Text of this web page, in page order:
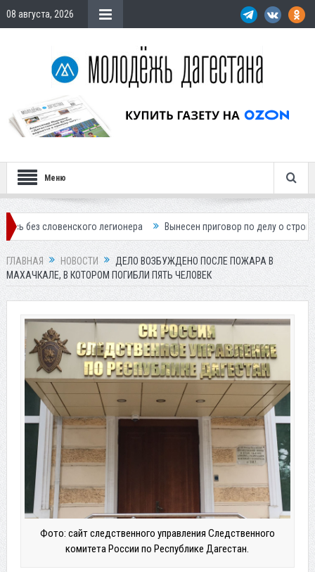
08 августа, 2026
Меню
легионера Вынесен приговор по делу о строительстве
ГЛАВНАЯ НОВОСТИ
ДЕЛО ВОЗБУЖДЕНО ПОСЛЕ ПОЖАРА В
МАХАЧКАЛЕ, В КОТОРОМ ПОГИБЛИ ПЯТЬ ЧЕЛОВЕК
Фото: сайт следственного управления Следственного
комитета России по Республике Дагестан.